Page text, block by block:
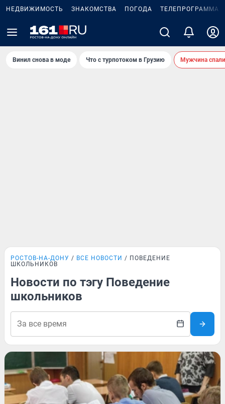
НЕДВИЖИМОСТЬ ЗНАКОМСТВА ПОГОДА ТЕЛЕПРОГРАММА
Винил снова в моде Что с турпотоком в Грузию Мужчина
РОСТОВ-НА-ДОНУ ВСЕ НОВОСТИ
ПОВЕДЕНИЕ
ШКОЛЬНИКОВ
Новости по тэгу Поведение
школьников